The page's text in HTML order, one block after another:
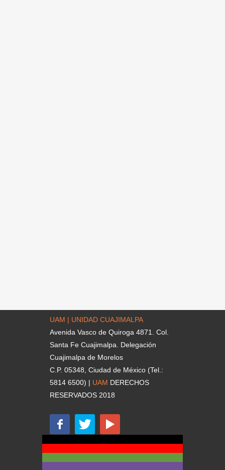
UAM | UNIDAD CUAJIMALPA
Avenida Vasco de Quiroga 4871. Col.
Santa Fe Cuajimalpa. Delegación
Cuajimalpa de Morelos
C.P. 05348, Ciudad de México (Tel.:
5814 6500) | UAM DERECHOS
RESERVADOS 2018